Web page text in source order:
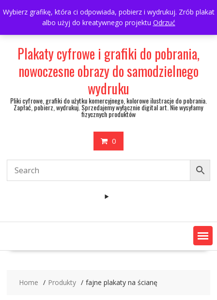
Wybierz grafikę, która ci odpowiada, pobierz i wydrukuj. Zrób plakat
albo użyj do kreatywnego projektu Odrzuć
to
697063361
walulik@gmail.com
My Account
Plakaty cyfrowe i grafiki do pobrania,
nowoczesne obrazy do samodzielnego
wydruku
Pliki cyfrowe, grafiki do użytku komercyjnego, kolorowe ilustracje do pobrania.
Zapłać, pobierz, wydrukuj. Sprzedajemy wyłącznie digital art. Nie wysyłamy
fizycznych produktów
0
Home Produkty fajne plakaty na ścianę